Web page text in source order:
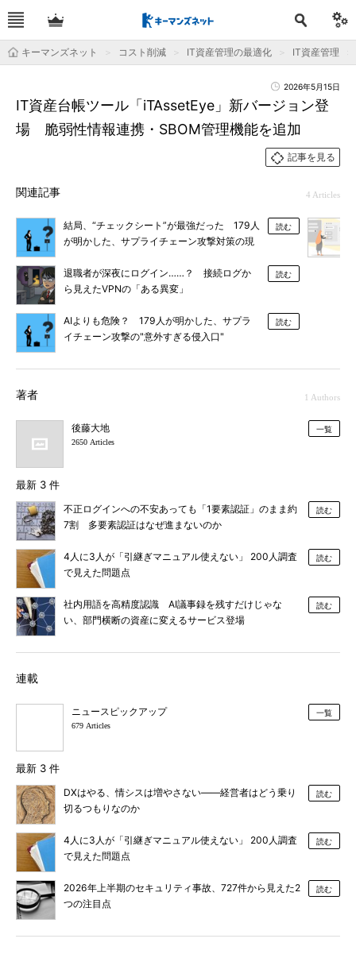
キーマンズネット コスト削減 IT資産管理の最適化 IT資産管理
2026年5月15日
IT資産台帳ツール「iTAssetEye」新バージョン登
場 脆弱性情報連携・SBOM管理機能を追加
記事を見る
関連記事 4 Articles
結局、“チェックシート”が最強だった 179人
が明かした、サプライチェーン攻撃対策の現
読む
退職者が深夜にログイン……？ 接続ログか
ら見えたVPNの「ある異変」
読む
AIよりも危険？ 179人が明かした、サプラ
イチェーン攻撃の"意外すぎる侵入口"
読む
著者 1 Authors
後藤大地
2650 Articles
一覧
最新 3 件
不正ログインへの不安あっても「1要素認証」のまま約
7割 多要素認証はなぜ進まないのか
読む
4人に3人が「引継ぎマニュアル使えない」 200人調査
で見えた問題点
読む
社内用語を高精度認識 AI議事録を残すだけじゃな
い、部門横断の資産に変えるサービス登場
読む
連載
ニュースピックアップ
679 Articles
一覧
最新 3 件
DXはやる、情シスは増やさない――経営者はどう乗り
切るつもりなのか
読む
4人に3人が「引継ぎマニュアル使えない」 200人調査
で見えた問題点
読む
2026年上半期のセキュリティ事故、727件から見えた2
つの注目点
読む